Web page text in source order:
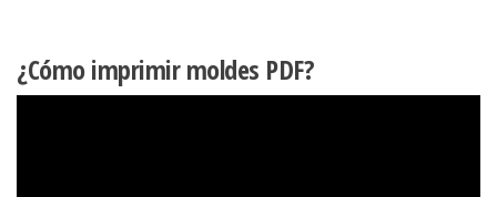
¿Cómo imprimir moldes PDF?